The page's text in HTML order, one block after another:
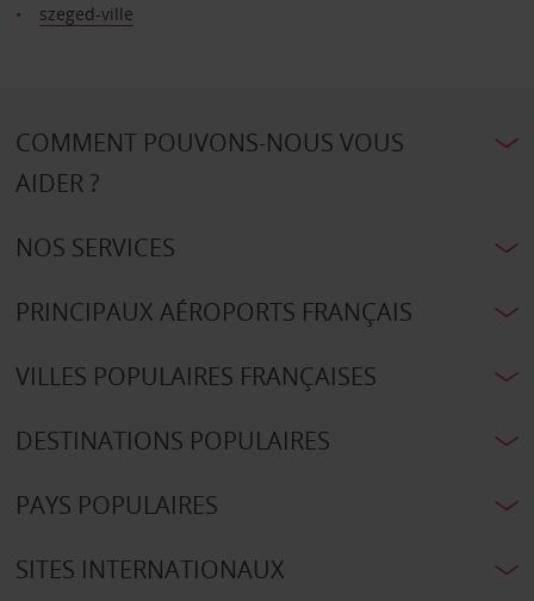
szeged-ville
COMMENT POUVONS-NOUS VOUS
AIDER ?
NOS SERVICES
PRINCIPAUX AÉROPORTS FRANÇAIS
VILLES POPULAIRES FRANÇAISES
DESTINATIONS POPULAIRES
PAYS POPULAIRES
SITES INTERNATIONAUX